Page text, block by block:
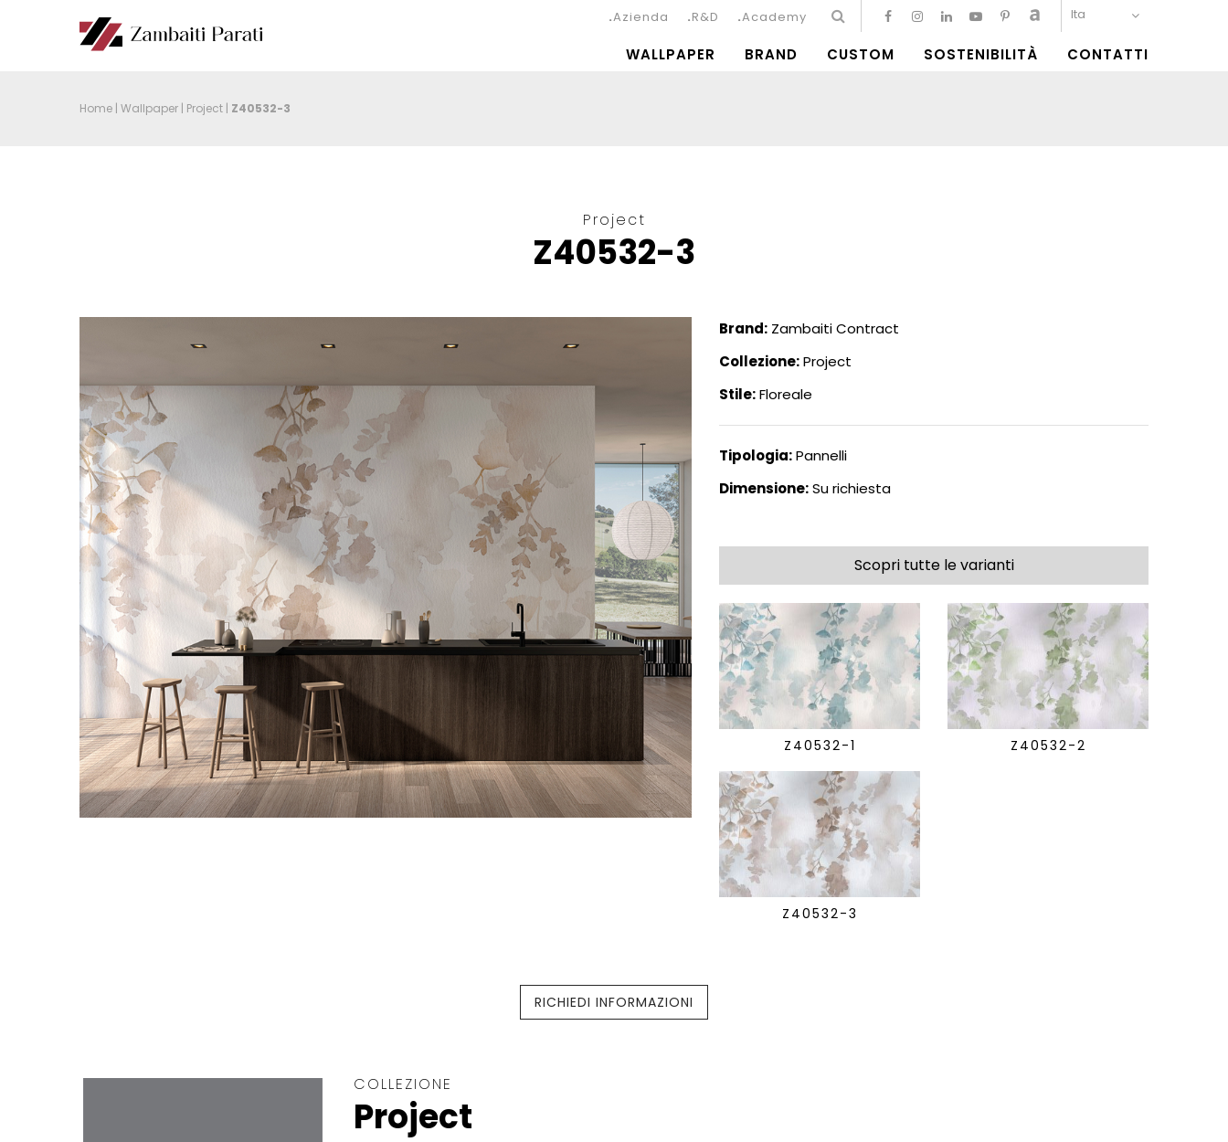
Ita
Azienda R&D Academy
WALLPAPER BRAND CUSTOM SOSTENIBILITÀ CONTATTI
Home | Wallpaper | Project | Z40532-3
Project
Z40532-3
Brand: Zambaiti Contract
Collezione:Project
Stile:Floreale
Tipologia:Pannelli
Dimensione:Su richiesta
Scopri tutte le varianti
Z40532-1 Z40532-2
Z40532-3
RICHIEDI INFORMAZIONI
COLLEZIONE
Project